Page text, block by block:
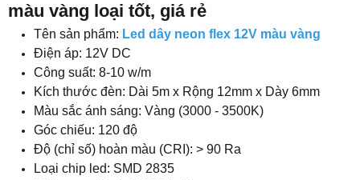
màu vàng loại tốt, giá rẻ
Tên sản phẩm: Led dây neon flex 12V màu vàng
Điện áp: 12V DC
Công suất: 8-10 w/m
Kích thước đèn: Dài 5m x Rộng 12mm x Dày 6mm
Màu sắc ánh sáng: Vàng (3000 - 3500K)
Góc chiếu: 120 độ
Độ (chỉ số) hoàn màu (CRI): > 90 Ra
Loại chip led: SMD 2835